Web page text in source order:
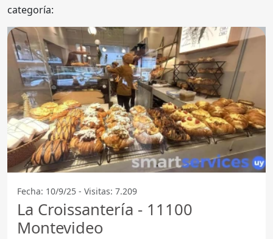
categoría:
Fecha: 10/9/25 - Visitas: 7.209
La Croissantería - 11100
Montevideo